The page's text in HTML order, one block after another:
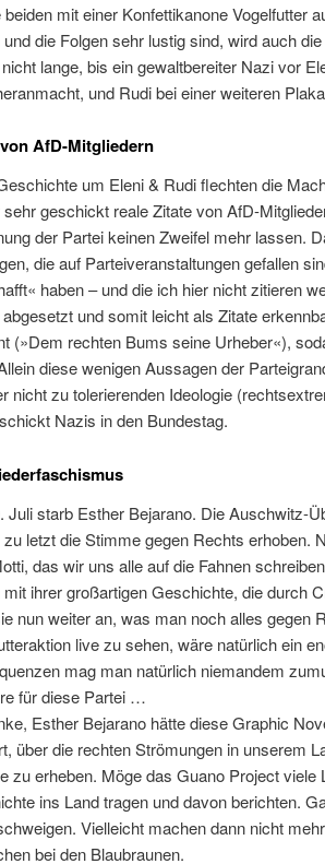
beiden mit einer Konfettikanone Vogelfutter
und die Folgen sehr lustig sind, wird auch
lange, bis ein gewaltbereiter Nazi vor
und Rudi bei einer weiteren
AfD-Mitgliedern
um Eleni & Rudi flechten die
geschickt reale Zitate von AfD-
der Partei keinen Zweifel mehr lassen.
die auf Parteiveranstaltungen gefallen
haben – und die ich hier nicht zitieren
und somit leicht als Zitate
(»Dem rechten Bums seine Urheber«),
diese wenigen Aussagen der
nicht zu tolerierenden Ideologie
Nazis in den Bundestag.
Juli starb Esther Bejarano. Die Auschwitz-
zu letzt die Stimme gegen Rechts erhoben.
das wir uns alle auf die Fahnen
mit ihrer großartigen Geschichte, die durch
nun weiter an, was man noch alles gegen
live zu sehen, wäre natürlich ein
mag man natürlich niemandem
für diese Partei …
Esther Bejarano hätte diese Graphic
über die rechten Strömungen in unserem
zu erheben. Möge das Guano Project viele
ins Land tragen und davon berichten.
Vielleicht machen dann nicht
bei den Blaubraunen.